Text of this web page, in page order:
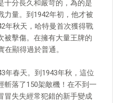
十分長久和嚴苛的，為的是
力量。到1942年初，他才被
年秋天，哈特曼首次獲得戰
被擊傷。在擁有大量王牌的
顯得過於普通。
年春天。到1943年秋，這位
斬落了150架敵機！在不到一
冒失失經常犯錯的新手變成